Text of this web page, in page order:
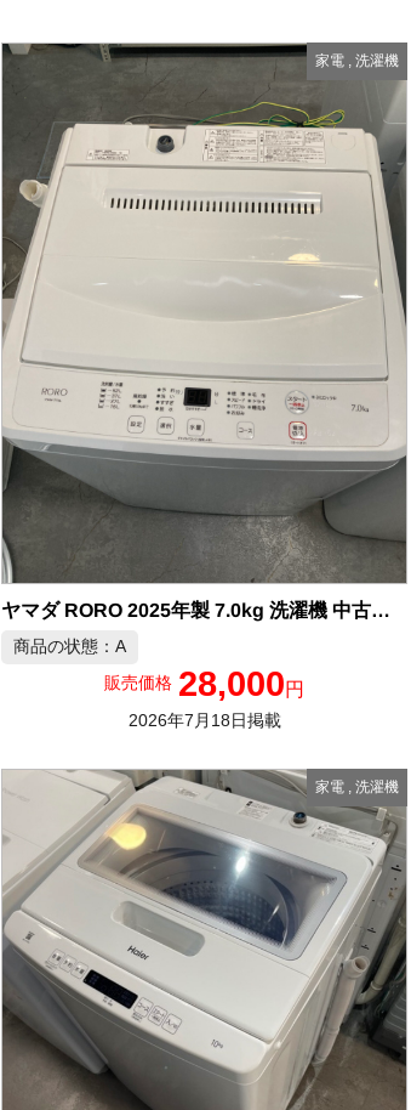
家電, 洗濯機
ヤマダ RORO 2025年製 7.0kg 洗濯機 中古品販売
商品の状態：A
販売価格 28,000円
2026年7月18日掲載
家電, 洗濯機